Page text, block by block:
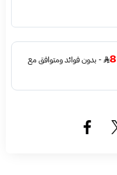
- بدون فوائد ومتوافق مع